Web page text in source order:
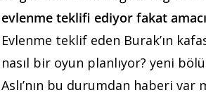
evlenme teklifi ediyor fakat
Evlenme teklif eden Burak’ın
nasıl bir oyun planlıyor? yeni
Aslı’nın bu durumdan haberi var